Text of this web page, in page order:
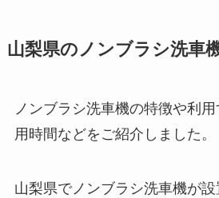
山梨県のノンブラシ洗
ノンブラシ洗車機の特徴や利
用時間などをご紹介しました。
山梨県でノンブラシ洗車機が